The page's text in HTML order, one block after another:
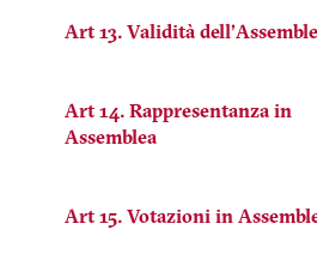
Art 13. Validità
Art 14. Rappresentanza in
Assemblea
Art 15. Votazioni in